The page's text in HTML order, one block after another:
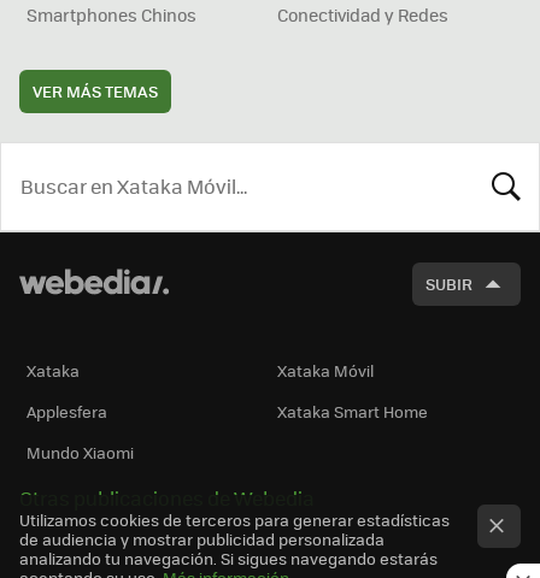
Smartphones Chinos
Conectividad y Redes
VER MÁS TEMAS
SUBIR
Xataka
Xataka Móvil
Applesfera
Xataka Smart Home
Mundo Xiaomi
Otras publicaciones de Webedia
Utilizamos cookies de terceros para generar estadísticas
de audiencia y mostrar publicidad personalizada
analizando tu navegación. Si sigues navegando estarás